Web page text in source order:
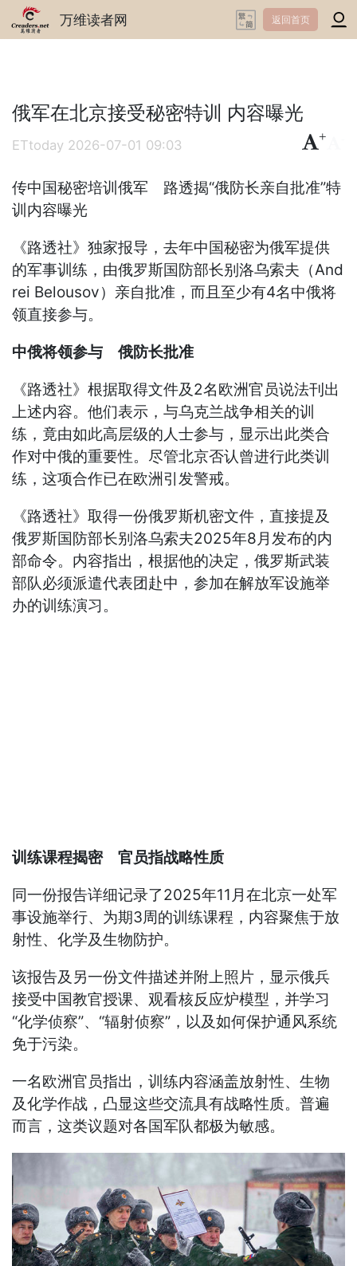
万维读者网 返回首页
俄军在北京接受秘密特训 内容曝光
ETtoday 2026-07-01 09:03
+
传中国秘密培训俄军 路透揭“俄防长亲自批准”特
训内容曝光
《路透社》独家报导，去年中国秘密为俄军提供
的军事训练，由俄罗斯国防部长别洛乌索夫（And
rei Belousov）亲自批准，而且至少有4名中俄将
领直接参与。
中俄将领参与 俄防长批准
《路透社》根据取得文件及2名欧洲官员说法刊出
上述内容。他们表示，与乌克兰战争相关的训
练，竟由如此高层级的人士参与，显示出此类合
作对中俄的重要性。尽管北京否认曾进行此类训
练，这项合作已在欧洲引发警戒。
《路透社》取得一份俄罗斯机密文件，直接提及
俄罗斯国防部长别洛乌索夫2025年8月发布的内
部命令。内容指出，根据他的决定，俄罗斯武装
部队必须派遣代表团赴中，参加在解放军设施举
办的训练演习。
训练课程揭密 官员指战略性质
同一份报告详细记录了2025年11月在北京一处军
事设施举行、为期3周的训练课程，内容聚焦于放
射性、化学及生物防护。
该报告及另一份文件描述并附上照片，显示俄兵
接受中国教官授课、观看核反应炉模型，并学习
“化学侦察”、“辐射侦察”，以及如何保护通风系统
免于污染。
一名欧洲官员指出，训练内容涵盖放射性、生物
及化学作战，凸显这些交流具有战略性质。普遍
而言，这类议题对各国军队都极为敏感。